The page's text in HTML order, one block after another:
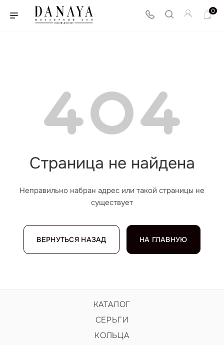
0
Страница не найдена
Неправильно набран адрес или такой страницы не
существует
ВЕРНУТЬСЯ НАЗАД НА ГЛАВНУЮ
КАТАЛОГ
СЕРЬГИ
КОЛЬЦА